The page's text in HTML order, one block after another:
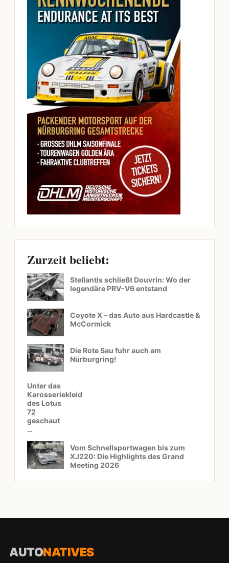
Zurzeit beliebt:
Stellantis schließt Douvrin: Wo der
legendäre PRV-V6 entstand
Coyote X – das Auto aus Hardcastle &
McCormick
Die Rote Sau fuhr auch am
Nürburgring!
Unter das
Karosseriekleid
des Lotus
72
geschaut
…
Vom Schnellsportwagen bis zum
XJ220: Die Highlights des Grand
Meeting 2026
AUTONATIVES